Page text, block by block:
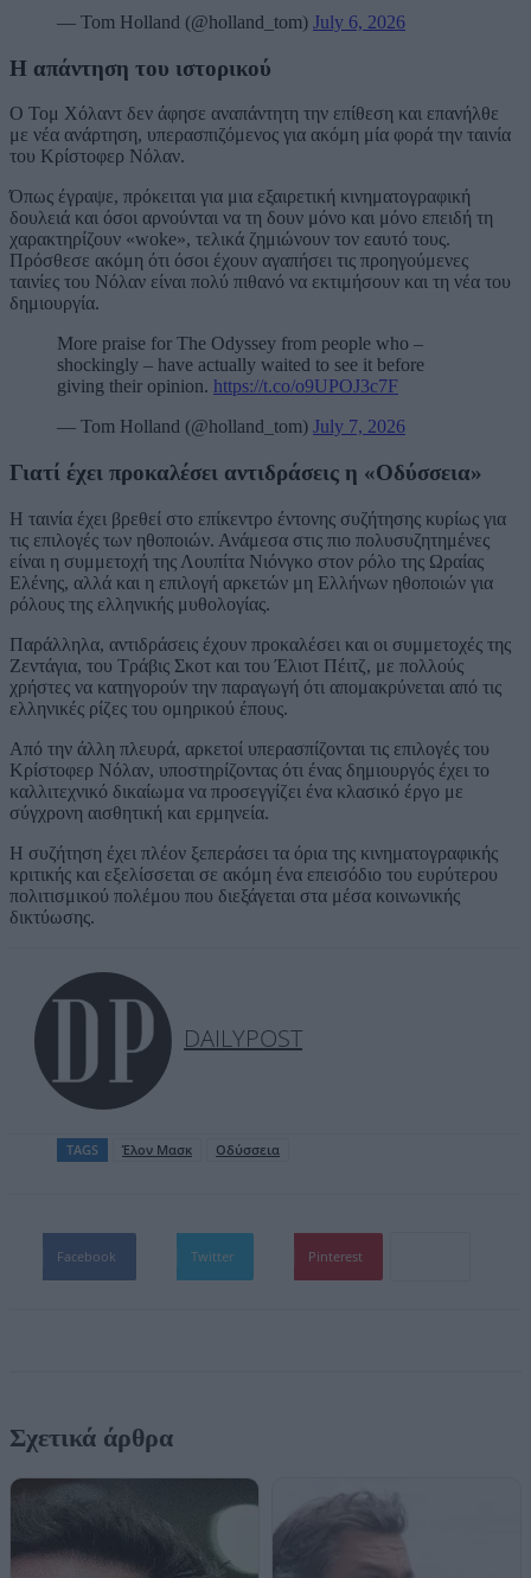
— Tom Holland (@holland_tom) July 6, 2026
Η απάντηση του ιστορικού
Ο Τομ Χόλαντ δεν άφησε αναπάντητη την επίθεση και επανήλθε
με νέα ανάρτηση, υπερασπιζόμενος για ακόμη μία φορά την ταινία
του Κρίστοφερ Νόλαν.
Όπως έγραψε, πρόκειται για μια εξαιρετική κινηματογραφική
δουλειά και όσοι αρνούνται να τη δουν μόνο και μόνο επειδή τη
χαρακτηρίζουν «woke», τελικά ζημιώνουν τον εαυτό τους.
Πρόσθεσε ακόμη ότι όσοι έχουν αγαπήσει τις προηγούμενες
ταινίες του Νόλαν είναι πολύ πιθανό να εκτιμήσουν και τη νέα του
δημιουργία.
More praise for The Odyssey from people who –
shockingly – have actually waited to see it before
giving their opinion. https://t.co/o9UPOJ3c7F
— Tom Holland (@holland_tom) July 7, 2026
Γιατί έχει προκαλέσει αντιδράσεις η «Οδύσσεια»
Η ταινία έχει βρεθεί στο επίκεντρο έντονης συζήτησης κυρίως για
τις επιλογές των ηθοποιών. Ανάμεσα στις πιο πολυσυζητημένες
είναι η συμμετοχή της Λουπίτα Νιόνγκο στον ρόλο της Ωραίας
Ελένης, αλλά και η επιλογή αρκετών μη Ελλήνων ηθοποιών για
ρόλους της ελληνικής μυθολογίας.
Παράλληλα, αντιδράσεις έχουν προκαλέσει και οι συμμετοχές της
Ζεντάγια, του Τράβις Σκοτ και του Έλιοτ Πέιτζ, με πολλούς
χρήστες να κατηγορούν την παραγωγή ότι απομακρύνεται από τις
ελληνικές ρίζες του ομηρικού έπους.
Από την άλλη πλευρά, αρκετοί υπερασπίζονται τις επιλογές του
Κρίστοφερ Νόλαν, υποστηρίζοντας ότι ένας δημιουργός έχει το
καλλιτεχνικό δικαίωμα να προσεγγίζει ένα κλασικό έργο με
σύγχρονη αισθητική και ερμηνεία.
Η συζήτηση έχει πλέον ξεπεράσει τα όρια της κινηματογραφικής
κριτικής και εξελίσσεται σε ακόμη ένα επεισόδιο του ευρύτερου
πολιτισμικού πολέμου που διεξάγεται στα μέσα κοινωνικής
δικτύωσης.
DAILYPOST
TAGS Έλον Μασκ Οδύσσεια
Facebook Twitter Pinterest
Σχετικά άρθρα